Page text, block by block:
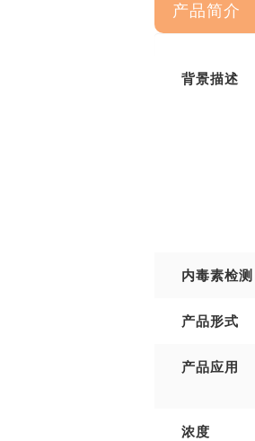
产品简介
背景描述
内毒素检测
产品形式
产品应用
浓度